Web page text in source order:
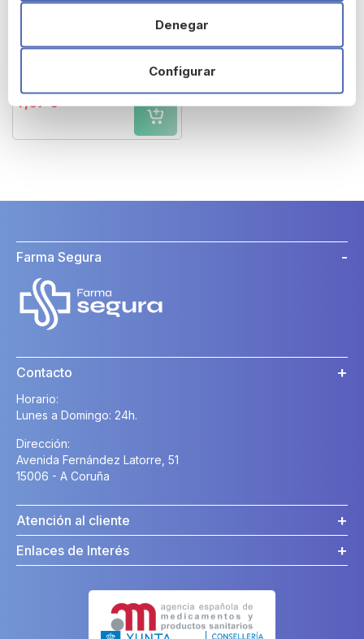
Nutribén Desayuno
Copos de Trigo y Frutas
7,67 €
Configurar
Denegar
Farma Segura
Contacto
Horario:
Lunes a Domingo: 24h.
Dirección:
Avenida Fernández Latorre, 51
15006 - A Coruña
Atención al cliente
Enlaces de Interés